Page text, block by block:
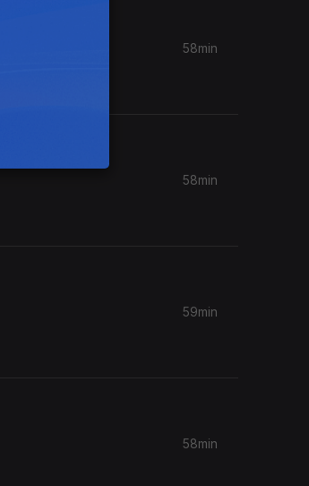
58min
58min
59min
58min